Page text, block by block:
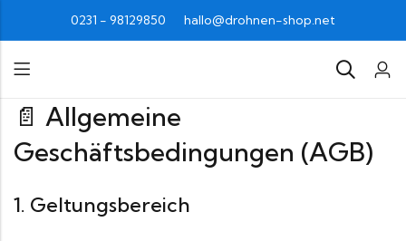
0231 - 98129850 hallo@drohnen-shop.net
📄 Allgemeine
Geschäftsbedingungen (AGB)
1. Geltungsbereich